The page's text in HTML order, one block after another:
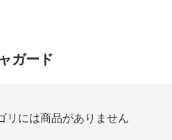
ガード
リには商品がありません